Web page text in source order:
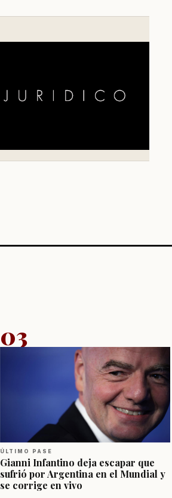
03
ÚLTIMO PASE
Gianni Infantino deja escapar que
sufrió por Argentina en el Mundial y
se corrige en vivo